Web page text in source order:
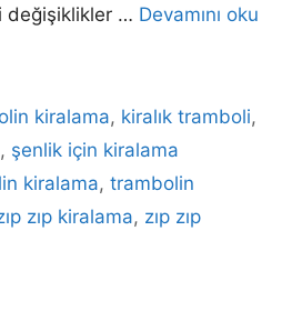
değişiklikler … Devamını oku
kiralama, kiralık tramboli,
, şenlik için kiralama
kiralama, trambolin
zıp kiralama, zıp zıp